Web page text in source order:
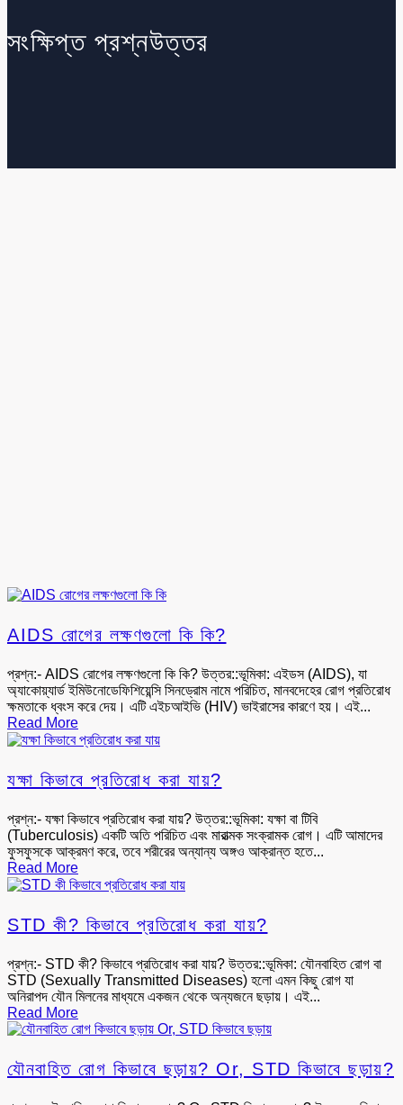
সংক্ষিপ্ত প্রশ্নউত্তর
AIDS রোগের লক্ষণগুলো কি কি?
প্রশ্ন:- AIDS রোগের লক্ষণগুলো কি কি? উত্তর::ভূমিকা: এইডস (AIDS), যা
অ্যাকোয়্যার্ড ইমিউনোডেফিশিয়েন্সি সিনড্রোম নামে পরিচিত, মানবদেহের রোগ প্রতিরোধ
ক্ষমতাকে ধ্বংস করে দেয়। এটি এইচআইভি (HIV) ভাইরাসের কারণে হয়। এই...
Read More
যক্ষা কিভাবে প্রতিরোধ করা যায়?
প্রশ্ন:- যক্ষা কিভাবে প্রতিরোধ করা যায়? উত্তর::ভূমিকা: যক্ষা বা টিবি
(Tuberculosis) একটি অতি পরিচিত এবং মারাত্মক সংক্রামক রোগ। এটি আমাদের
ফুসফুসকে আক্রমণ করে, তবে শরীরের অন্যান্য অঙ্গও আক্রান্ত হতে...
Read More
STD কী? কিভাবে প্রতিরোধ করা যায়?
প্রশ্ন:- STD কী? কিভাবে প্রতিরোধ করা যায়? উত্তর::ভূমিকা: যৌনবাহিত রোগ বা
STD (Sexually Transmitted Diseases) হলো এমন কিছু রোগ যা
অনিরাপদ যৌন মিলনের মাধ্যমে একজন থেকে অন্যজনে ছড়ায়। এই...
Read More
যৌনবাহিত রোগ কিভাবে ছড়ায়? Or, STD কিভাবে ছড়ায়?